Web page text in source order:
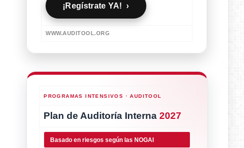
¡Regístrate YA! ›
WWW.AUDITOOL.ORG
PROGRAMAS INTENSIVOS · AUDITOOL
Plan de Auditoría Interna2027
Basado en riesgos según las NOGAI